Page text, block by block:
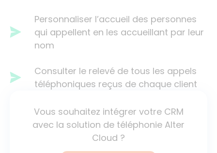
Personnaliser l’accueil des personnes
qui appellent en les accueillant par leur
nom
Consulter le relevé de tous les appels
téléphoniques reçus de chaque client
Vous souhaitez intégrer votre CRM
avec la solution de téléphonie Alter
Cloud ?